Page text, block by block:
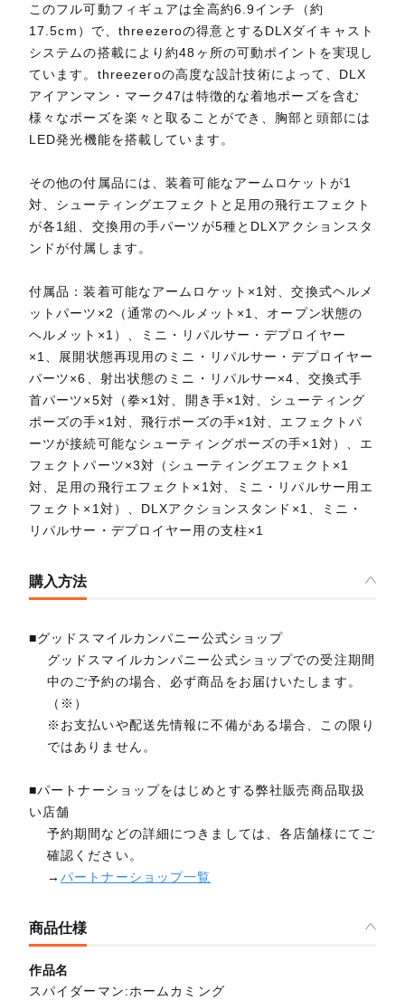
このフル可動フィギュアは全高約6.9インチ（約
17.5cm）で、threezeroの得意とするDLXダイキャスト
システムの搭載により約48ヶ所の可動ポイントを実現し
ています。threezeroの高度な設計技術によって、DLX
アイアンマン・マーク47は特徴的な着地ポーズを含む
様々なポーズを楽々と取ることができ、胸部と頭部には
LED発光機能を搭載しています。
その他の付属品には、装着可能なアームロケットが1
対、シューティングエフェクトと足用の飛行エフェクト
が各1組、交換用の手パーツが5種とDLXアクションスタ
ンドが付属します。
付属品：装着可能なアームロケット×1対、交換式ヘルメ
ットパーツ×2（通常のヘルメット×1、オープン状態の
ヘルメット×1）、ミニ・リパルサー・デプロイヤー
×1、展開状態再現用のミニ・リパルサー・デプロイヤー
パーツ×6、射出状態のミニ・リパルサー×4、交換式手
首パーツ×5対（拳×1対、開き手×1対、シューティング
ポーズの手×1対、飛行ポーズの手×1対、エフェクトパ
ーツが接続可能なシューティングポーズの手×1対）、エ
フェクトパーツ×3対（シューティングエフェクト×1
対、足用の飛行エフェクト×1対、ミニ・リパルサー用エ
フェクト×1対）、DLXアクションスタンド×1、ミニ・
リパルサー・デプロイヤー用の支柱×1
購入方法
■グッドスマイルカンパニー公式ショップ
グッドスマイルカンパニー公式ショップでの受注期間
中のご予約の場合、必ず商品をお届けいたします。
（※）
※お支払いや配送先情報に不備がある場合、この限り
ではありません。
■パートナーショップをはじめとする弊社販売商品取扱
い店舗
予約期間などの詳細につきましては、各店舗様にてご
確認ください。
→パートナーショップ一覧
商品仕様
作品名
スパイダーマン:ホームカミング